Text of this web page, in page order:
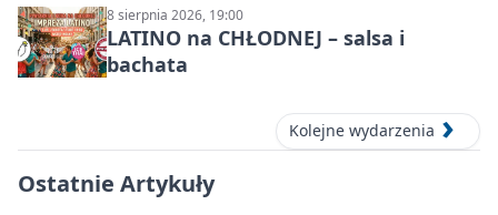
8 sierpnia 2026, 19:00
LATINO na CHŁODNEJ – salsa i
bachata
Kolejne wydarzenia
Ostatnie Artykuły